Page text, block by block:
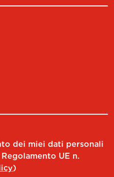
dei miei dati personali
UE n.
)